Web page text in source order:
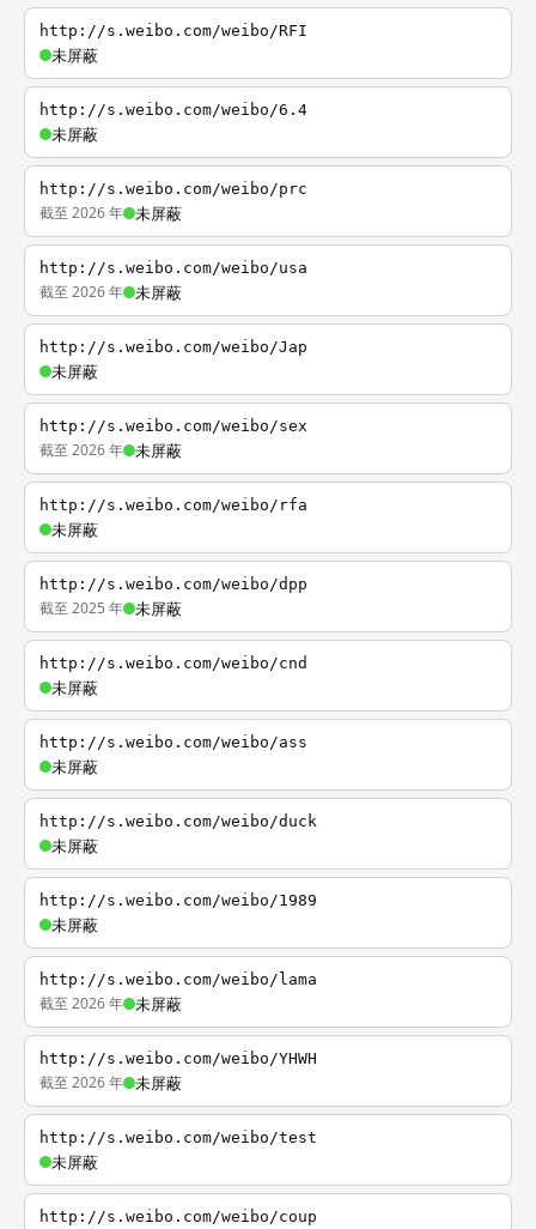
http://s.weibo.com/weibo/RFI
未屏蔽
http://s.weibo.com/weibo/6.4
未屏蔽
http://s.weibo.com/weibo/prc
截至 2026 年 未屏蔽
http://s.weibo.com/weibo/usa
截至 2026 年 未屏蔽
http://s.weibo.com/weibo/Jap
未屏蔽
http://s.weibo.com/weibo/sex
截至 2026 年 未屏蔽
http://s.weibo.com/weibo/rfa
未屏蔽
http://s.weibo.com/weibo/dpp
截至 2025 年 未屏蔽
http://s.weibo.com/weibo/cnd
未屏蔽
http://s.weibo.com/weibo/ass
未屏蔽
http://s.weibo.com/weibo/duck
未屏蔽
http://s.weibo.com/weibo/1989
未屏蔽
http://s.weibo.com/weibo/lama
截至 2026 年 未屏蔽
http://s.weibo.com/weibo/YHWH
截至 2026 年 未屏蔽
http://s.weibo.com/weibo/test
未屏蔽
http://s.weibo.com/weibo/coup